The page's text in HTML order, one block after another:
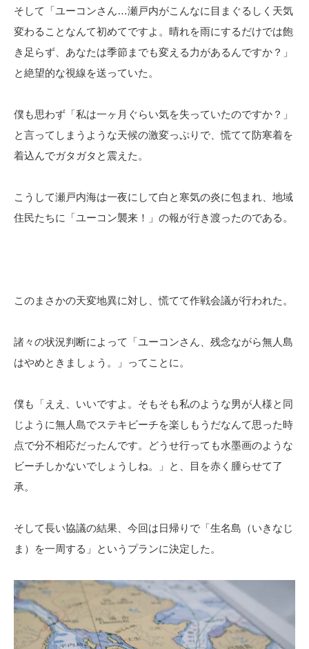
そして「ユーコンさん…瀬戸内がこんなに目まぐるしく天気
変わることなんて初めてですよ。晴れを雨にするだけでは飽
き足らず、あなたは季節までも変える力があるんですか？」
と絶望的な視線を送っていた。
僕も思わず「私は一ヶ月ぐらい気を失っていたのですか？」
と言ってしまうような天候の激変っぷりで、慌てて防寒着を
着込んでガタガタと震えた。
こうして瀬戸内海は一夜にして白と寒気の炎に包まれ、地域
住民たちに「ユーコン襲来！」の報が行き渡ったのである。
このまさかの天変地異に対し、慌てて作戦会議が行われた。
諸々の状況判断によって「ユーコンさん、残念ながら無人島
はやめときましょう。」ってことに。
僕も「ええ、いいですよ。そもそも私のような男が人様と同
じように無人島でステキビーチを楽しもうだなんて思った時
点で分不相応だったんです。どうせ行っても水墨画のような
ビーチしかないでしょうしね。」と、目を赤く腫らせて了
承。
そして長い協議の結果、今回は日帰りで「生名島（いきなじ
ま）を一周する」というプランに決定した。